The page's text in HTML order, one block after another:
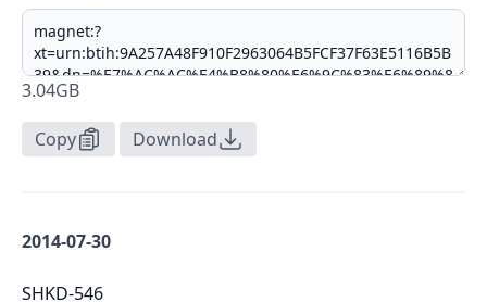
3.04GB
Copy Download
2014-07-30
SHKD-546